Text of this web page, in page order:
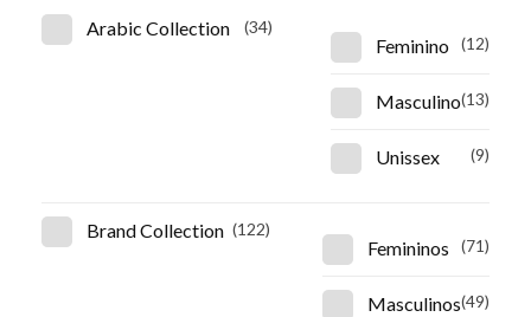
Arabic Collection (34)
Feminino (12)
Masculino(13)
Unissex (9)
Brand Collection (122)
Femininos (71)
Masculinos(49)